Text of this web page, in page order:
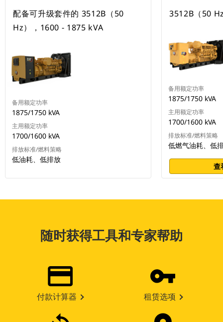
配备可升级套件的 3512B（50
Hz），1600 - 1875 kVA
备用额定功率
1875/1750 kVA
主用额定功率
1700/1600 kVA
排放标准/燃料策略
低油耗、低排放
3512B（50
备用额定功率
1875/1750 kVA
主用额定功率
1700/1600 kVA
排放标准/燃料策略
低燃气油耗、低
查
随时获得工具和专家帮助
付款计算器 租赁选项